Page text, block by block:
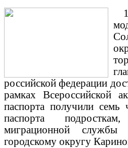
российской федерации
рамках Всероссийской
паспорта получили семь
паспорта
миграционной
городскому округу